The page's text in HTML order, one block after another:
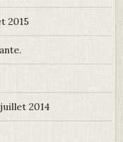
2015
2014